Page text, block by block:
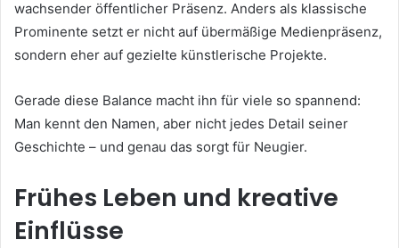
wachsender öffentlicher Präsenz. Anders als klassische
Prominente setzt er nicht auf übermäßige Medienpräsenz,
sondern eher auf gezielte künstlerische Projekte.
Gerade diese Balance macht ihn für viele so spannend:
Man kennt den Namen, aber nicht jedes Detail seiner
Geschichte – und genau das sorgt für Neugier.
Frühes Leben und kreative
Einflüsse